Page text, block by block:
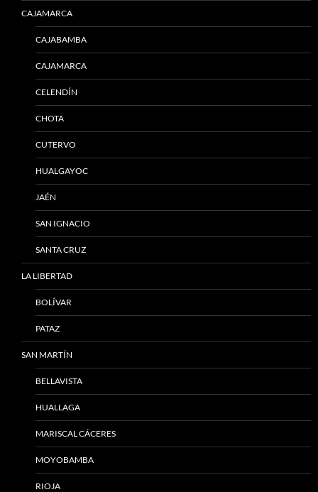
CAJAMARCA
CAJABAMBA
CAJAMARCA
CELENDÍN
CHOTA
CUTERVO
HUALGAYOC
JAÉN
SAN IGNACIO
SANTA CRUZ
LA LIBERTAD
BOLÍVAR
PATAZ
SAN MARTÍN
BELLAVISTA
HUALLAGA
MARISCAL CÁCERES
MOYOBAMBA
RIOJA